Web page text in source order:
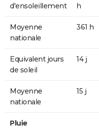
d'ensoleillement
h
Moyenne
nationale
361 h
Equivalent jours
de soleil
14 j
Moyenne
nationale
15 j
Pluie